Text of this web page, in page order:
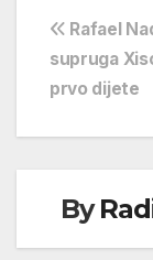
objava
Rafael
supruga
prvo dijete
By